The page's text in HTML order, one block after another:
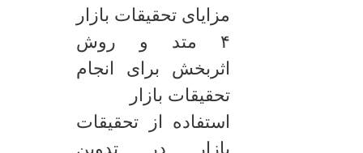
مزایای تحقیقات بازار
۴ متد و روش
اثربخش برای انجام
تحقیقات بازار
استفاده از تحقیقات
بازار در تدوین